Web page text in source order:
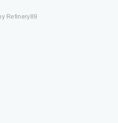
Refinery89